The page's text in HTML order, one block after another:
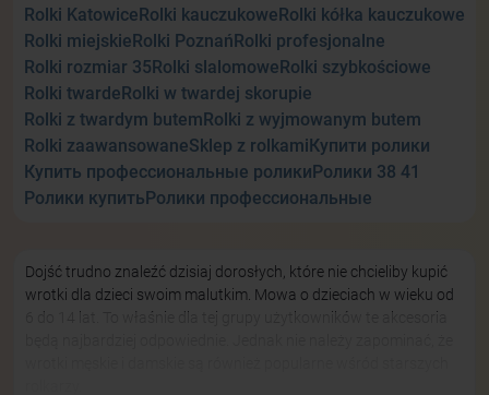
Rolki KatowiceRolki kauczukoweRolki kółka kauczukowe
Rolki miejskieRolki PoznańRolki profesjonalne
Rolki rozmiar 35Rolki slalomoweRolki szybkościowe
Rolki twardeRolki w twardej skorupie
Rolki z twardym butemRolki z wyjmowanym butem
Rolki zaawansowaneSklep z rolkamiКупити ролики
Купить профессиональные роликиРолики 38 41
Ролики купитьРолики профессиональные
Dojść trudno znaleźć dzisiaj dorosłych, które nie chcieliby kupić
wrotki dla dzieci swoim malutkim. Mowa o dzieciach w wieku od
6 do 14 lat. To właśnie dla tej grupy użytkowników te akcesoria